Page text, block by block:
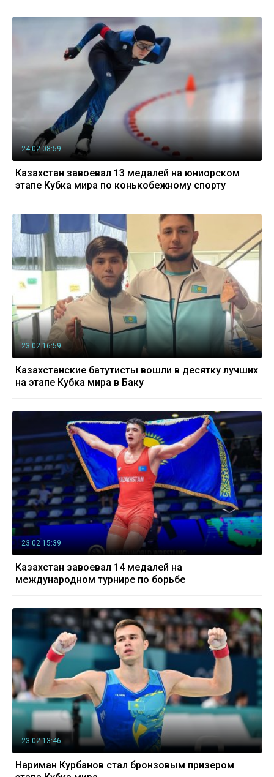
24.02 08:59
Казахстан завоевал 13 медалей на юниорском
этапе Кубка мира по конькобежному спорту
23.02 16:59
Казахстанские батутисты вошли в десятку лучших
на этапе Кубка мира в Баку
23.02 15:39
Казахстан завоевал 14 медалей на
международном турнире по борьбе
23.02 13:46
Нариман Курбанов стал бронзовым призером